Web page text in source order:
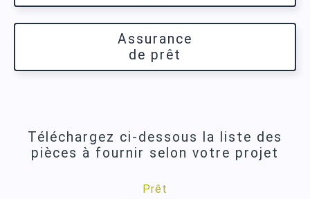
Assurance
de prêt
Téléchargez ci-dessous la liste des
pièces à fournir selon votre projet
Prêt